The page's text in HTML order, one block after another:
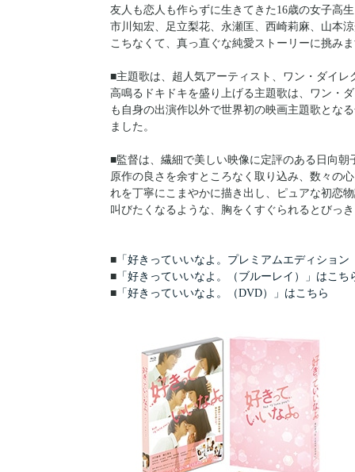
友人も恋人も作らずに生きてきた16歳の女子高
市川知宏、足立梨花、永瀬匡、西崎莉麻、山本
こちなくて、真っ直ぐな純愛ストーリーに挑み
■主題歌は、超人気アーティスト、ワン・ダイレ
高鳴るドキドキを盛り上げる主題歌は、ワン・
も自身の出演作以外で世界初の映画主題歌とな
ました。
■監督は、繊細で美しい映像に定評のある日向朝
原作の良さを余すところなく取り込み、数々の
れを丁寧にこまやかに描き出し、ピュアな初恋
叫びたくなるような、胸をくすぐられるとびっ
■ 「好きっていいなよ。プレミアムエディショ
■ 「好きっていいなよ。（ブルーレイ）」はこち
■ 「好きっていいなよ。（DVD）」はこちら